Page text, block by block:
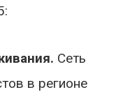
Сеть
в регионе